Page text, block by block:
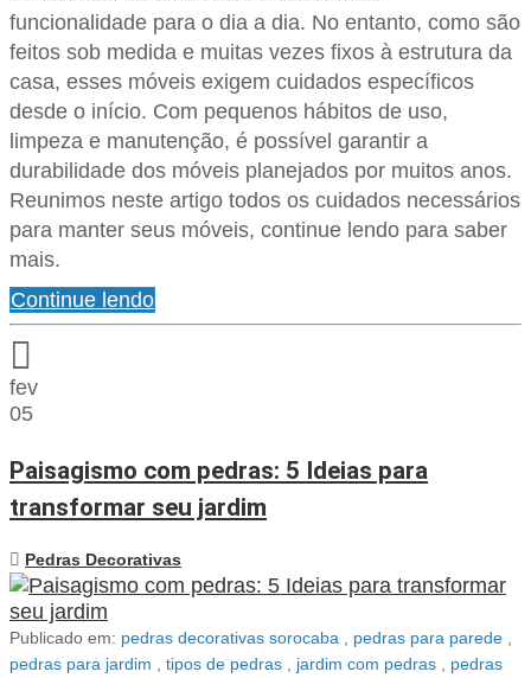
funcionalidade para o dia a dia. No entanto, como são
feitos sob medida e muitas vezes fixos à estrutura da
casa, esses móveis exigem cuidados específicos
desde o início. Com pequenos hábitos de uso,
limpeza e manutenção, é possível garantir a
durabilidade dos móveis planejados por muitos anos.
Reunimos neste artigo todos os cuidados necessários
para manter seus móveis, continue lendo para saber
mais.
Continue lendo
fev
05
Paisagismo com pedras: 5 Ideias para
transformar seu jardim
Pedras Decorativas
Publicado em: pedras decorativas sorocaba pedras para parede
pedras para jardim
tipos de pedras jardim com pedras
pedras